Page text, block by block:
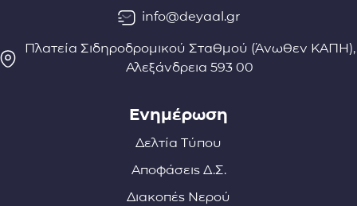
info@deyaal.gr
Πλατεία Σιδηροδρομικού Σταθμού (Άνωθεν ΚΑΠΗ),
Αλεξάνδρεια 593 00
Ενημέρωση
Δελτία Τύπου
Αποφάσεις Δ.Σ.
Διακοπές Νερού